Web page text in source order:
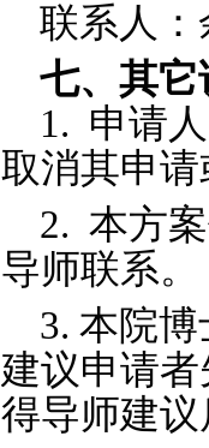
联系人
七、其它
1. 申请
取消其申
2. 本方
导师联系。
3. 本院博
建议申请
得导师建